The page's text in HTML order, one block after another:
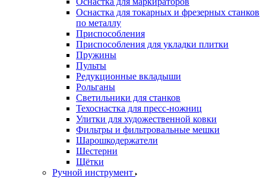
Оснастка для токарных и фрезерных станков
по металлу
Приспособления
Приспособления для укладки плитки
Пружины
Пульты
Редукционные вкладыши
Рольганы
Светильники для станков
Техоснастка для пресс-ножниц
Улитки для художественной ковки
Фильтры и фильтровальные мешки
Шарошкодержатели
Шестерни
Щётки
Ручной инструмент